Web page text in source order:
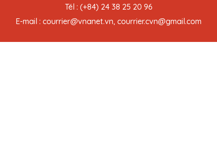
Tél : (+84) 24 38 25 20 96
E-mail : courrier@vnanet.vn, courrier.cvn@gmail.com